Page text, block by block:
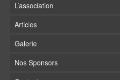
L’association
Articles
Galerie
Nos Sponsors